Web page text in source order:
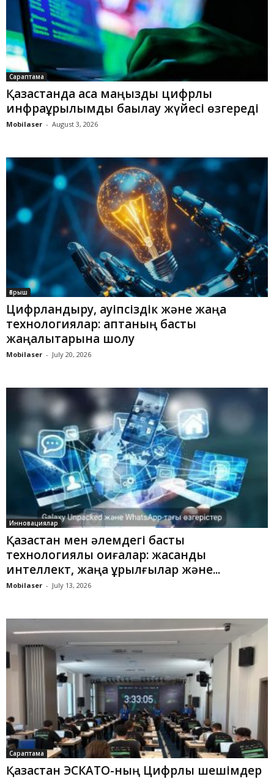
Сараптама
Қазақстанда аса маңызды цифрлық
инфрақұрылымды бақылау жүйесі өзгереді
Mobilaser - August 3, 2026
Ғарыш
Цифрландыру, қауіпсіздік және жаңа
технологиялар: аптаның басты
жаңалықтарына шолу
Mobilaser - July 20, 2026
Инновациялар
Қазақстан мен әлемдегі басты
технологиялық оқиғалар: жасанды
интеллект, жаңа құрылғылар және...
Mobilaser - July 13, 2026
Сараптама
Қазақстан ЭСКАТО-ның Цифрлық шешімдер